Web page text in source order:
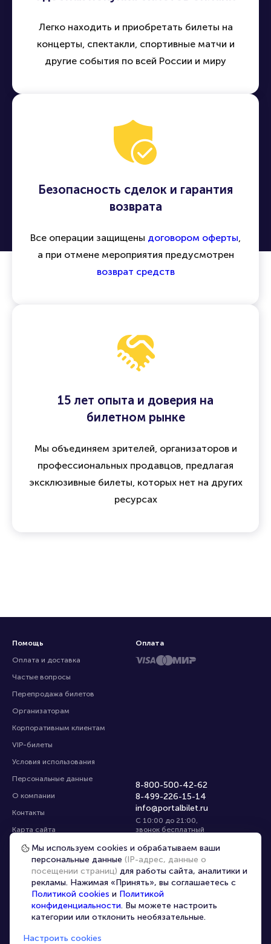
Легко находить и приобретать билеты на
концерты, спектакли, спортивные матчи и
другие события по всей России и миру
Безопасность сделок и гарантия
возврата
Все операции защищены договором оферты,
а при отмене мероприятия предусмотрен
возврат средств
15 лет опыта и доверия на
билетном рынке
Мы объединяем зрителей, организаторов и
профессиональных продавцов, предлагая
эксклюзивные билеты, которых нет на других
ресурсах
Помощь
Оплата и доставка
Частые вопросы
Перепродажа билетов
Организаторам
Корпоративным клиентам
VIP-билеты
Условия использования
Персональные данные
О компании
Контакты
Карта сайта
Управление cookies
8-800-500-42-62
8-499-226-15-14
info@portalbilet.ru
С 10:00 до 21:00,
звонок бесплатный
Все площадки
Оплата
Главная | Анапа
© 2020 - 2026
Мы используем cookies и обрабатываем ваши
персональные данные (IP-адрес, данные о
посещении страниц) для работы сайта, аналитики и
рекламы. Нажимая «Принять», вы соглашаетесь с
Политикой cookies и Политикой
конфиденциальности. Вы можете настроить
категории или отклонить необязательные.
Настроить cookies